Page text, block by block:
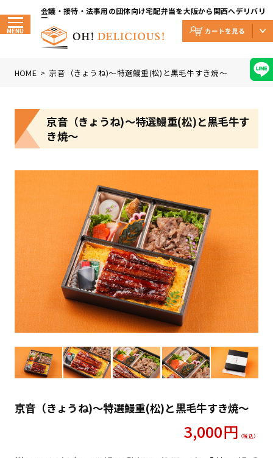
the
content
会議・接待・法事用の団体向け宅配弁当を大阪から関西へデリバリ
ー
MENU
HOME 京音（きょうね)〜特選鰻重(松)と黒毛牛すき焼〜
京音（きょうね)〜特選鰻重(松)と黒毛牛す
き焼〜
京音（きょうね)〜特選鰻重(松)と黒毛牛すき焼〜
3,000円 （税込）